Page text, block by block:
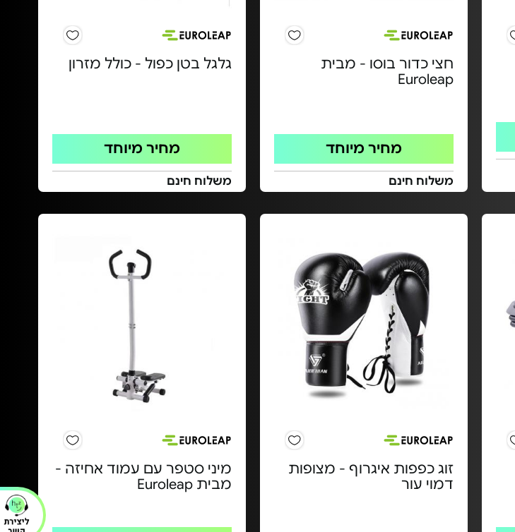
חצי כדור בוסו - מבית
Euroleap
מחיר מיוחד
משלוח חינם
גלגל בטן כפול - כולל מזרון
מחיר מיוחד
משלוח חינם
זוג כפפות איגרוף - מצופות
דמוי עור
מיני סטפר עם עמוד אחיזה -
מבית Euroleap